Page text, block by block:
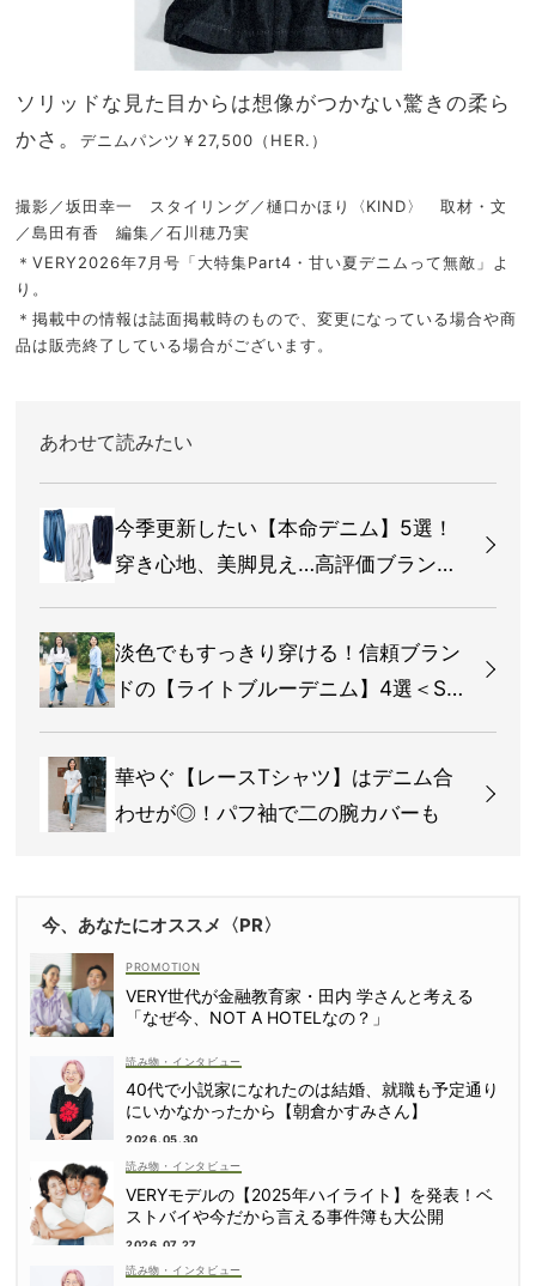
ソリッドな見た目からは想像がつかない驚きの柔ら
かさ。
デニムパンツ￥27,500（HER.）
撮影／坂田幸一 スタイリング／樋口かほり〈KIND〉 取材・文
／島田有香 編集／石川穂乃実
＊VERY2026年7月号「大特集Part4・甘い夏デニムって無敵」よ
り。
＊掲載中の情報は誌面掲載時のもので、変更になっている場合や商
品は販売終了している場合がございます。
あわせて読みたい
今季更新したい【本命デニム】5選！
穿き心地、美脚見え…高評価ブランド
淡色でもすっきり穿ける！信頼ブラン
ドの【ライトブルーデニム】4選＜SN
華やぐ【レースTシャツ】はデニム合
わせが◎！パフ袖で二の腕カバーも
今、あなたにオススメ〈PR〉
VERY世代が金融教育家・田内 学さんと考える
「なぜ今、NOT A HOTELなの？」
読み物・インタビュー
40代で小説家になれたのは結婚、就職も予定通り
にいかなかったから【朝倉かすみさん】
2026.05.30
読み物・インタビュー
VERYモデルの【2025年ハイライト】を発表！ベ
ストバイや今だから言える事件簿も大公開
2026.07.27
読み物・インタビュー